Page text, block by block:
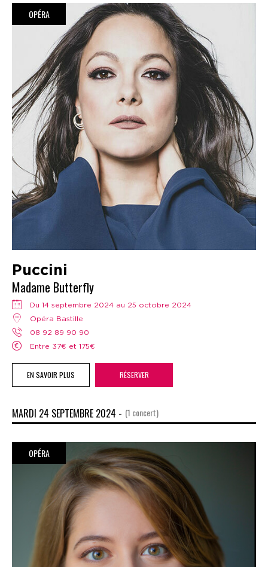
OPÉRA
Puccini
Madame Butterfly
Du 14 septembre 2024 au 25 octobre 2024
Opéra Bastille
08 92 89 90 90
Entre 37€ et 175€
EN SAVOIR PLUS RÉSERVER
MARDI 24 SEPTEMBRE 2024 - (1 concert)
OPÉRA